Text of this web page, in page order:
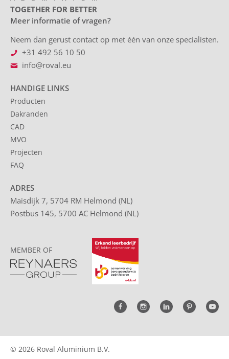
TOGETHER FOR BETTER
Meer informatie of vragen?
Neem dan gerust contact op met één van onze specialisten.
+31 492 56 10 50
info@roval.eu
HANDIGE LINKS
Producten
Dakranden
CAD
MVO
Projecten
FAQ
ADRES
Maisdijk 7, 5704 RM Helmond (NL)
Postbus 145, 5700 AC Helmond (NL)
MEMBER OF
© 2026 Roval Aluminium B.V.